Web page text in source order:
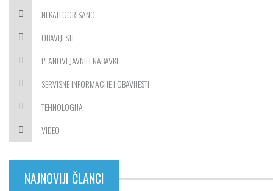
NEKATEGORISANO
OBAVIJESTI
PLANOVI JAVNIH NABAVKI
SERVISNE INFORMACIJE I OBAVIJESTI
TEHNOLOGIJA
VIDEO
NAJNOVIJI ČLANCI